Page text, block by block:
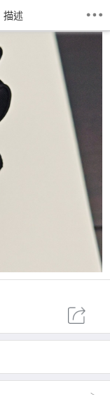
描述